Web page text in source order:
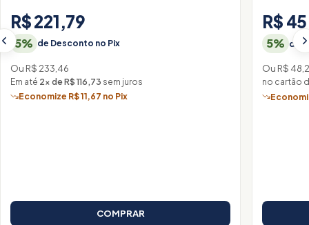
R$ 221,79
5% de Desconto no Pix
Ou R$ 233,46
Em até 2× de R$ 116,73 sem juros
Economize R$ 11,67 no Pix
COMPRAR
R$
5% de
Ou R$
no cartão